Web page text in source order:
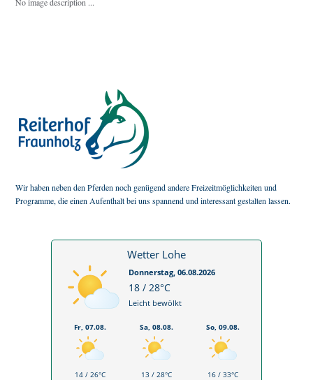
Wir haben neben den Pferden noch genügend andere Freizeitmöglichkeiten und
Programme, die einen Aufenthalt bei uns spannend und interessant gestalten lassen.
Wetter Lohe
Donnerstag, 06.08.2026
18 / 28°C
Leicht bewölkt
Fr, 07.08.
14 / 26°C
Sa, 08.08.
13 / 28°C
So, 09.08.
16 / 33°C